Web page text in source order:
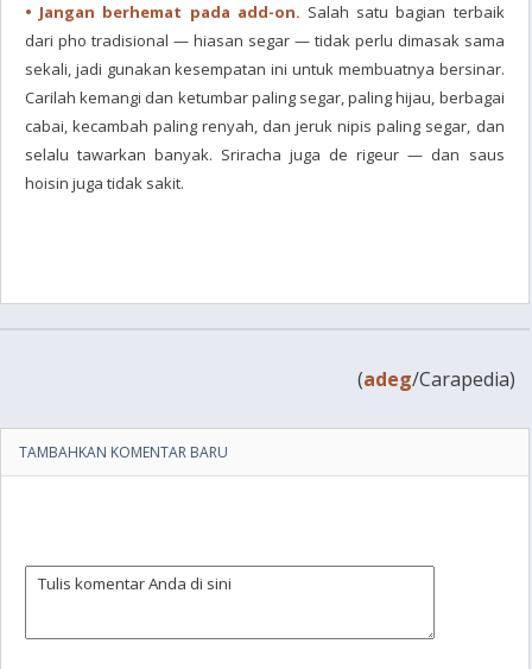
• Jangan berhemat pada add-on. Salah satu bagian terbaik
dari pho tradisional — hiasan segar — tidak perlu dimasak sama
sekali, jadi gunakan kesempatan ini untuk membuatnya bersinar.
Carilah kemangi dan ketumbar paling segar, paling hijau, berbagai
cabai, kecambah paling renyah, dan jeruk nipis paling segar, dan
selalu tawarkan banyak. Sriracha juga de rigeur — dan saus
hoisin juga tidak sakit.
(adeg/Carapedia)
TAMBAHKAN KOMENTAR BARU